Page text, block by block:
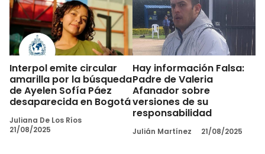
Interpol emite circular
amarilla por la búsqueda
de Ayelen Sofía Páez
desaparecida en Bogotá
Juliana De Los Ríos
21/08/2025
Hay información Falsa:
Padre de Valeria
Afanador sobre
versiones de su
responsabilidad
Julián Martínez 21/08/2025